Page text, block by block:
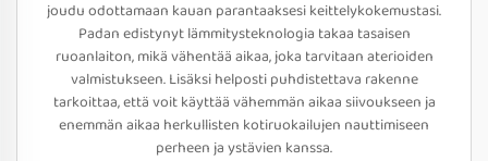
joudu odottamaan kauan parantaaksesi keittelykokemustasi.
Padan edistynyt lämmitysteknologia takaa tasaisen
ruoanlaiton, mikä vähentää aikaa, joka tarvitaan aterioiden
valmistukseen. Lisäksi helposti puhdistettava rakenne
tarkoittaa, että voit käyttää vähemmän aikaa siivoukseen ja
enemmän aikaa herkullisten kotiruokailujen nauttimiseen
perheen ja ystävien kanssa.